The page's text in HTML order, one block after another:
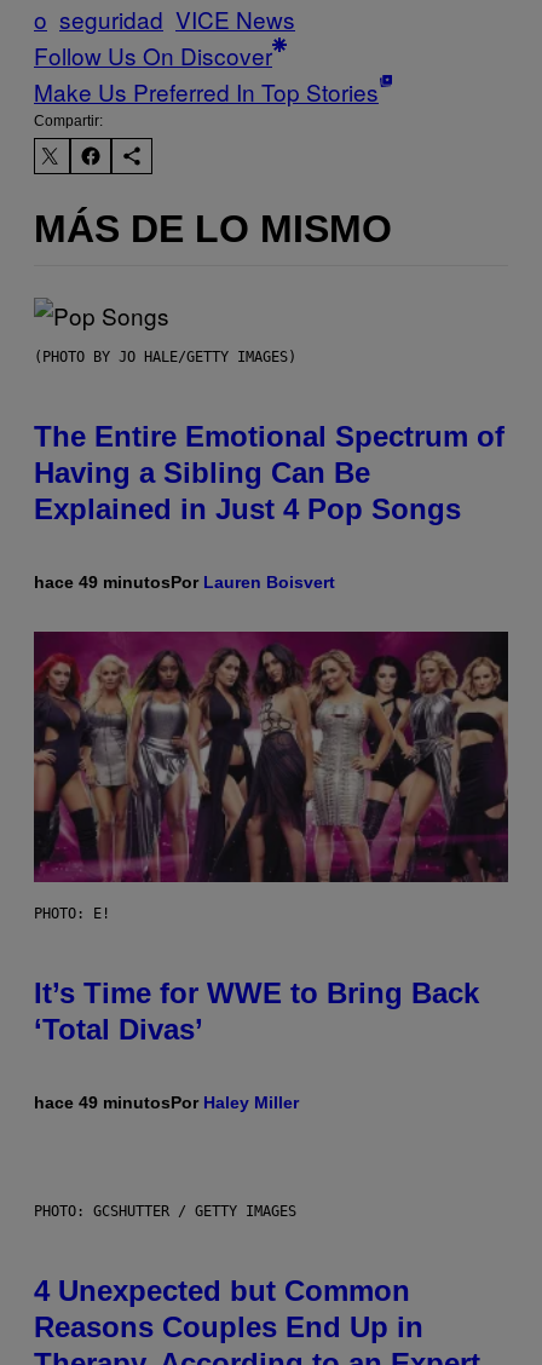
o seguridad VICE News
Follow Us On Discover
Make Us Preferred In Top Stories
Compartir:
MÁS DE LO MISMO
(PHOTO BY JO HALE/GETTY IMAGES)
The Entire Emotional Spectrum of
Having a Sibling Can Be
Explained in Just 4 Pop Songs
hace 49 minutosPor Lauren Boisvert
PHOTO: E!
It’s Time for WWE to Bring Back
‘Total Divas’
hace 49 minutosPor Haley Miller
PHOTO: GCSHUTTER / GETTY IMAGES
4 Unexpected but Common
Reasons Couples End Up in